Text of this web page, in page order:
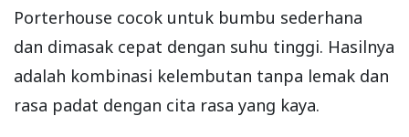
Porterhouse cocok untuk bumbu sederhana
dan dimasak cepat dengan suhu tinggi. Hasilnya
adalah kombinasi kelembutan tanpa lemak dan
rasa padat dengan cita rasa yang kaya.